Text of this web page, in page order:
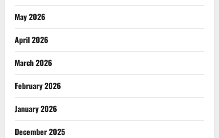
May 2026
April 2026
March 2026
February 2026
January 2026
December 2025